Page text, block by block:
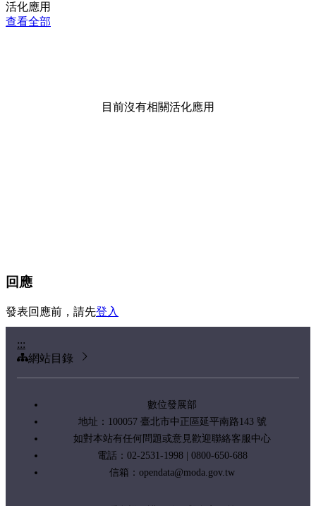
活化應用
查看全部
目前沒有相關活化應用
回應
發表回應前，請先登入
:::
網站目錄
數位發展部
地址：100057 臺北市中正區延平南路143 號
如對本站有任何問題或意見歡迎聯絡客服中心
電話：02-2531-1998 | 0800-650-688
信箱： opendata@moda.gov.tw